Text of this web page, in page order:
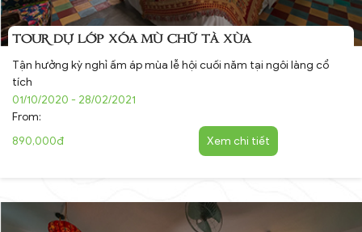
TOUR DỰ LỚP XÓA MÙ CHỮ TÀ XÙA
Tận hưởng kỳ nghỉ ấm áp mùa lễ hội cuối năm tại ngôi làng cổ
tích
01/10/2020 - 28/02/2021
From:
890,000đ
Xem chi tiết